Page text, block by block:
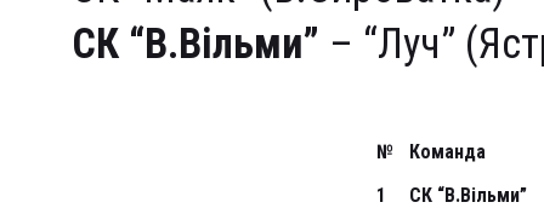
СК “В.Вільми” – “Луч”
№
Команда
1
СК “В.Вільми”